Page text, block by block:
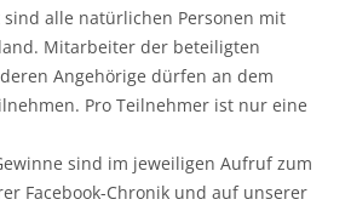
alle natürlichen Personen mit
Mitarbeiter der beteiligten
Angehörige dürfen an dem
Pro Teilnehmer ist nur eine
sind im jeweiligen Aufruf zum
Facebook-Chronik und auf unserer